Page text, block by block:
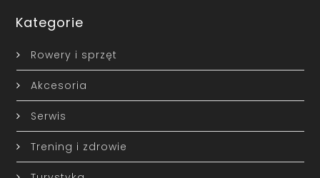
Kategorie
Rowery i sprzęt
Akcesoria
Serwis
Trening i zdrowie